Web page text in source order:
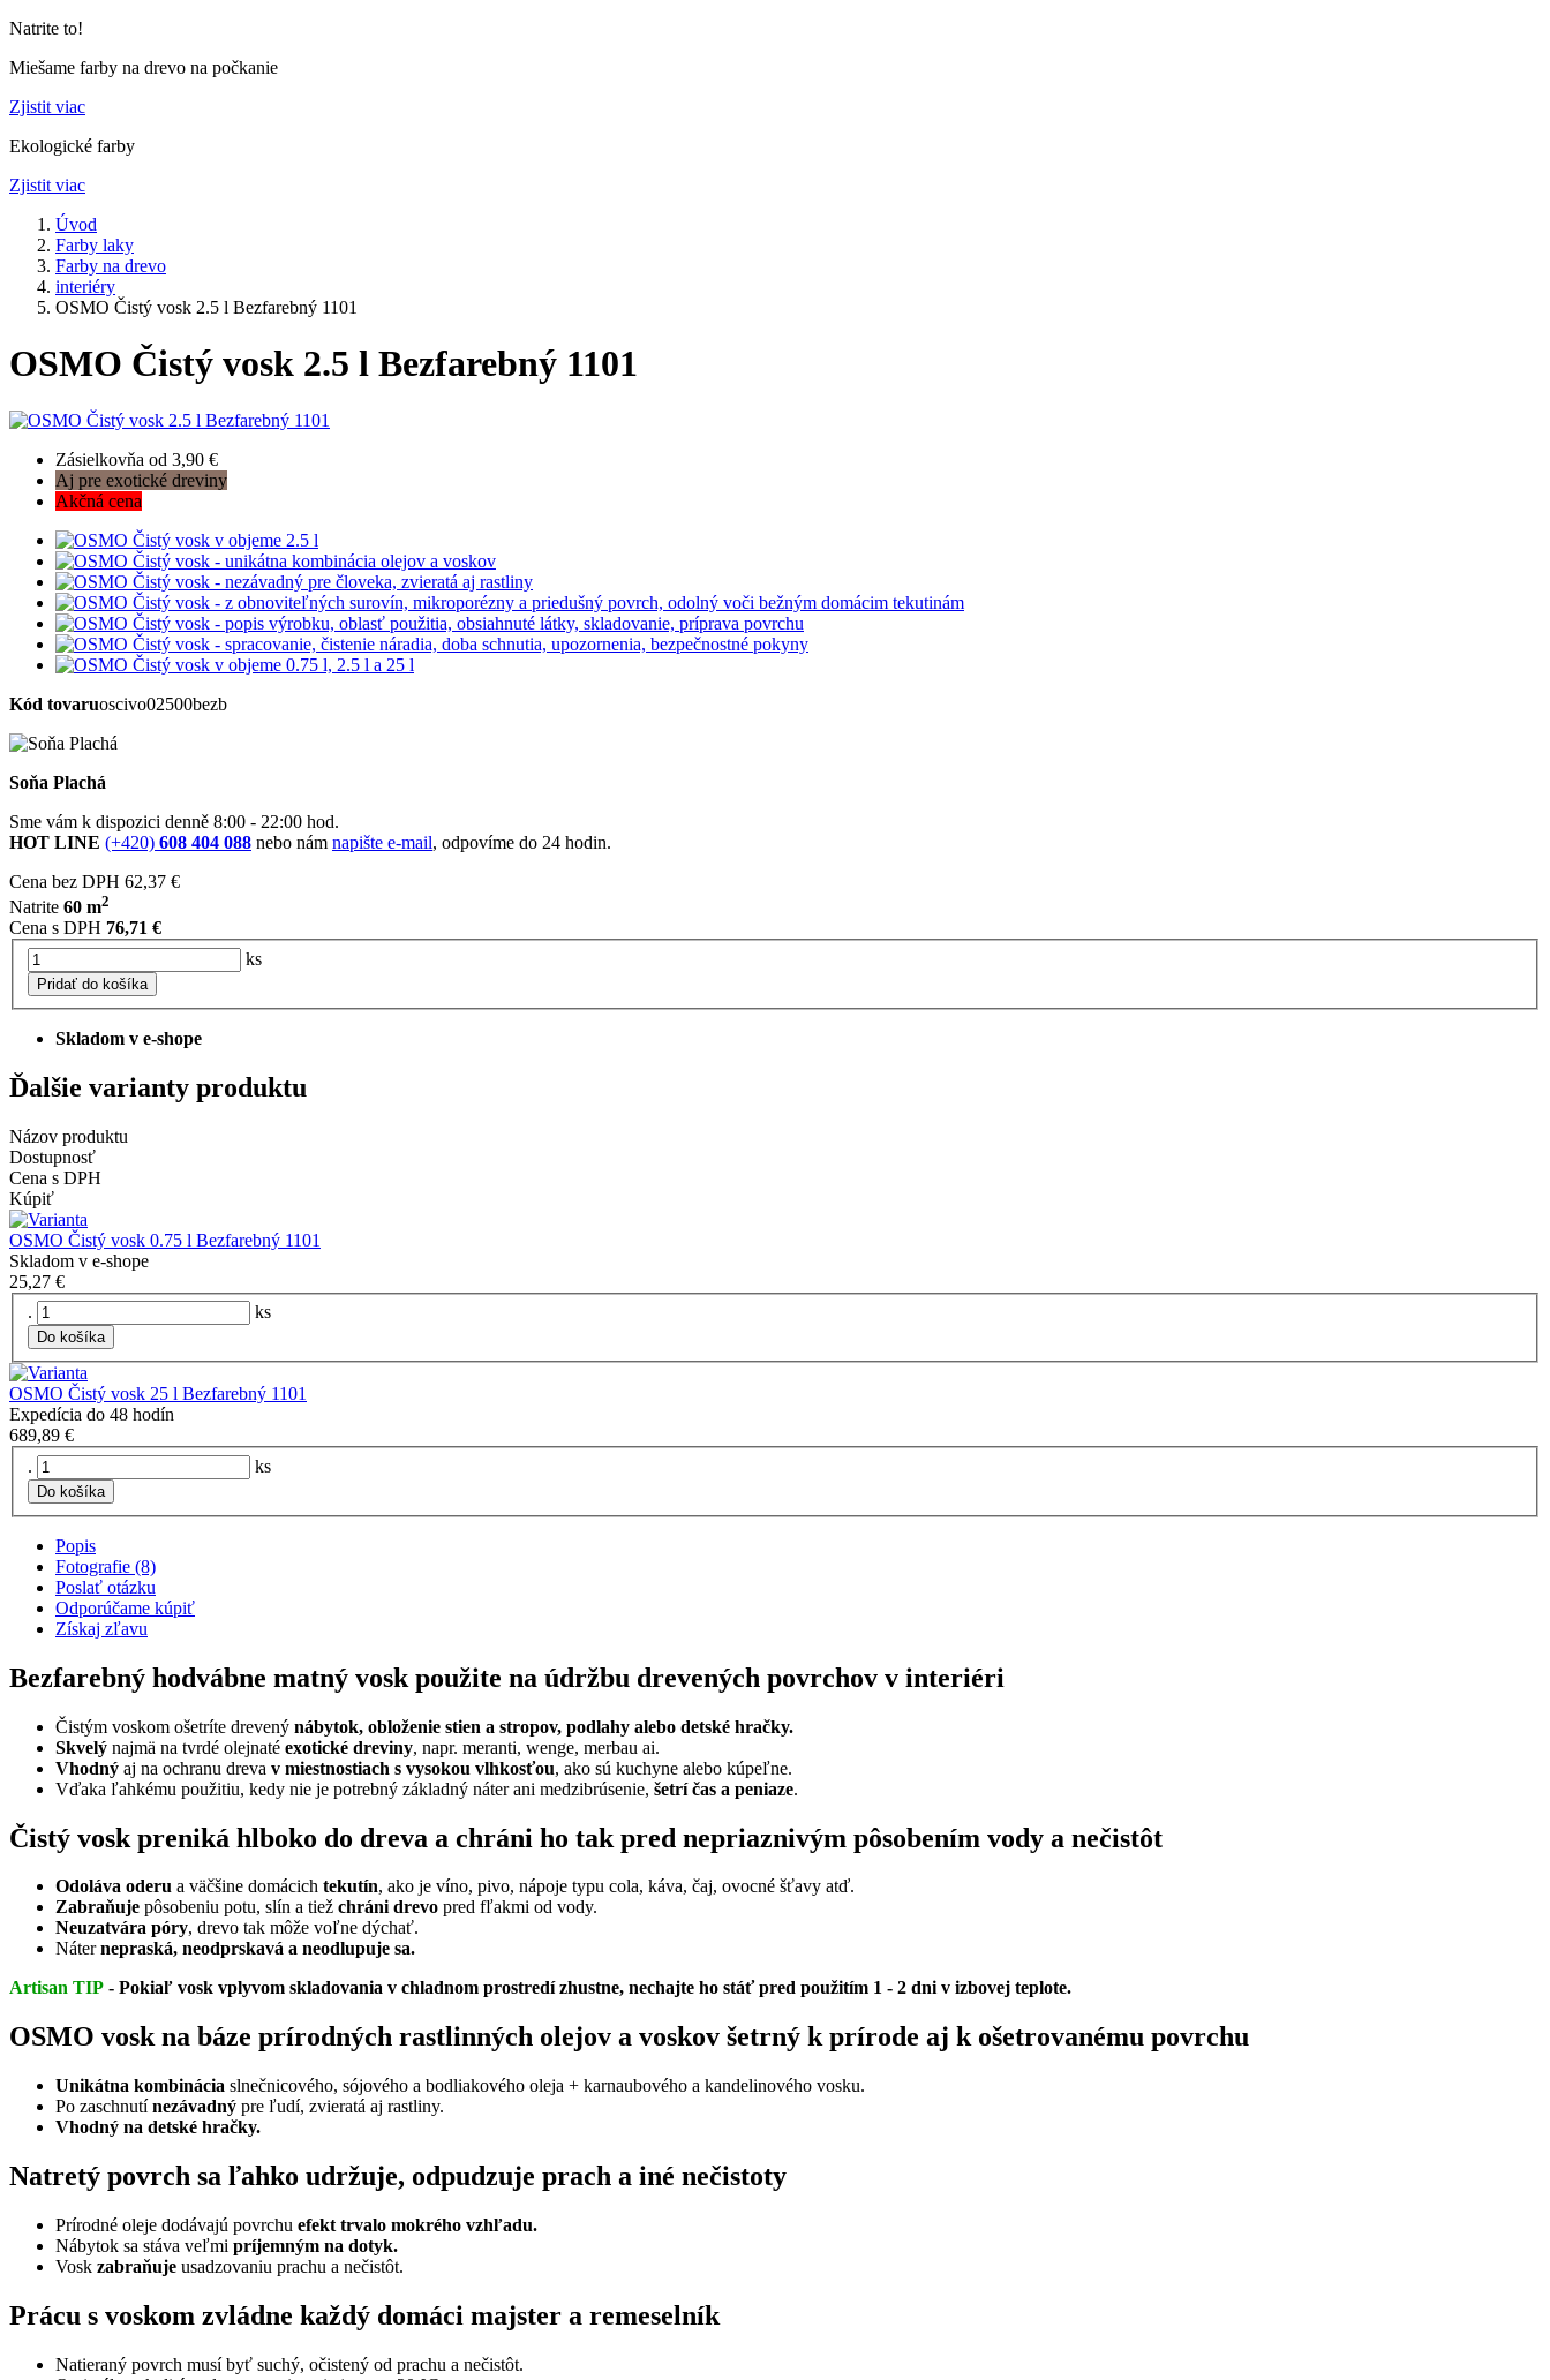
Natrite to!
Miešame farby na drevo na počkanie
Zjistit viac
Ekologické farby
Zjistit viac
Úvod
Farby laky
Farby na drevo
interiéry
OSMO Čistý vosk 2.5 l Bezfarebný 1101
OSMO Čistý vosk 2.5 l Bezfarebný 1101
Zásielkovňa od 3,90 €
Aj pre exotické dreviny
Akčná cena
Kód tovaruoscivo02500bezb
Soňa Plachá
Sme vám k dispozici denně 8:00 - 22:00 hod.
HOT LINE (+420) 608 404 088 nebo nám napište e-mail, odpovíme do 24 hodin.
Cena bez DPH 62,37 €
Natrite 60 m2
Cena s DPH 76,71 €
ks
Pridať do košíka
Skladom v e-shope
Ďalšie varianty produktu
Názov produktu
Dostupnosť
Cena s DPH
Kúpiť
OSMO Čistý vosk 0.75 l Bezfarebný 1101
Skladom v e-shope
25,27 €
.
ks
Do košíka
OSMO Čistý vosk 25 l Bezfarebný 1101
Expedícia do 48 hodín
689,89 €
.
ks
Do košíka
Popis
Fotografie (8)
Poslať otázku
Odporúčame kúpiť
Získaj zľavu
Bezfarebný hodvábne matný vosk použite na údržbu drevených povrchov v interiéri
Čistým voskom ošetríte drevený nábytok, obloženie stien a stropov, podlahy alebo detské hračky.
Skvelý najmä na tvrdé olejnaté exotické dreviny, napr. meranti, wenge, merbau ai.
Vhodný aj na ochranu dreva v miestnostiach s vysokou vlhkosťou, ako sú kuchyne alebo kúpeľne.
Vďaka ľahkému použitiu, kedy nie je potrebný základný náter ani medzibrúsenie, šetrí čas a peniaze.
Čistý vosk preniká hlboko do dreva a chráni ho tak pred nepriaznivým pôsobením vody a nečistôt
Odoláva oderu a väčšine domácich tekutín, ako je víno, pivo, nápoje typu cola, káva, čaj, ovocné šťavy atď.
Zabraňuje pôsobeniu potu, slín a tiež chráni drevo pred fľakmi od vody.
Neuzatvára póry, drevo tak môže voľne dýchať.
Náternepraská, neodprskavá a neodlupuje sa.
Artisan TIP - Pokiaľ vosk vplyvom skladovania v chladnom prostredí zhustne, nechajte ho stáť pred použitím 1 - 2 dni v izbovej teplote.
OSMO vosk na báze prírodných rastlinných olejov a voskov šetrný k prírode aj k ošetrovanému povrchu
Unikátna kombinácia slnečnicového, sójového a bodliakového oleja + karnaubového a kandelinového vosku.
Po zaschnutínezávadný pre ľudí, zvieratá aj rastliny.
Vhodný na detské hračky.
Natretý povrch sa ľahko udržuje, odpudzuje prach a iné nečistoty
Prírodné oleje dodávajú povrchu efekt trvalo mokrého vzhľadu.
Nábytok sa stáva veľmi príjemným na dotyk.
Vosk zabraňuje usadzovaniu prachu a nečistôt.
Prácu s voskom zvládne každý domáci majster a remeselník
Natieraný povrch musí byť suchý, očistený od prachu a nečistôt.